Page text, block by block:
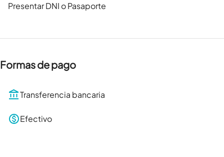
Presentar DNI o Pasaporte
Formas de pago
Transferencia bancaria
Efectivo